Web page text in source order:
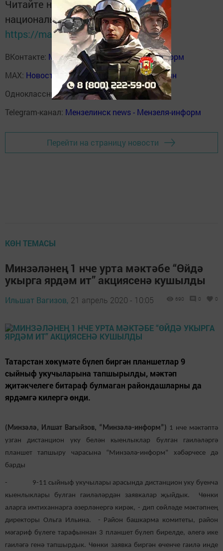
Читайте новости Татарстана в
национальном мессенджере MАХ:
https://max.ru/tatmedia
ВКонтакте: Мензелинск news - Мензеля-информ
MAX: Новости Мензелинска - Мензеля онлайн
Одноклассники:ok.ru/menzelinsk
Telegram-канал: Мензелинск news - Мензеля-информ
Перейти на страницу новости
КӨН ТЕМАСЫ
Минзәләнең 1 нче урта мәктәбе “Өйдә
укырга ярдәм ит” акциясенә кушылды
Ильшат Вагизов, 21 апрель 2020 - 10:05 690 0 0
Татарстан хөкүмәте бүлеп биргән планшетлар 9
сыйныф укучыларына тапшырылды, мәктәп
җитәкчелеге битараф булмаган райондашларны да
ярдәмгә килергә өнди.
(Минзәлә, Илшат Вагыйзов, “Минзәлә-информ”) 1 нче мәктәптә
узган дистанцион уку белән кыенлыклар булган гаиләләргә
планшет тапшыру чарасына “Минзәлә-информ” хәбәрчесе дә
барды
- 9-11 сыйныф укучылары арасында дистанцион уку буенча
кыенлыклары булган гаиләләрдән заявкалар җыйдык. Чөнки
аларга имтиханнарга әзерләнергә кирәк, - дип сөйләде мәктәпнең
директоры Ольга Ильина. - Район башкарма комитеты, район
мәгариф бүлеге тарафыннан 3 планшет бүлеп бирелде, әлегә ике
гаиләгә генә тапшырдык. Чөнки заявка биргән өченче гаилә инде